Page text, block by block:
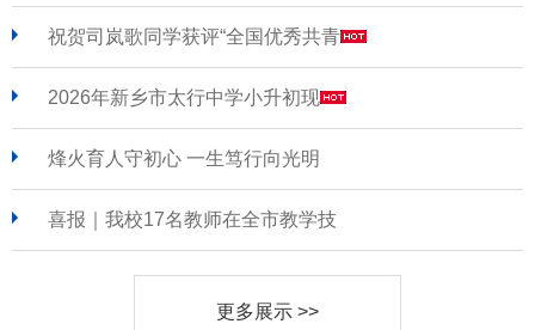
祝贺司岚歌同学获评“全国优秀共青
2026年新乡市太行中学小升初现
烽火育人守初心 一生笃行向光明
喜报｜我校17名教师在全市教学技
更多展示 >>